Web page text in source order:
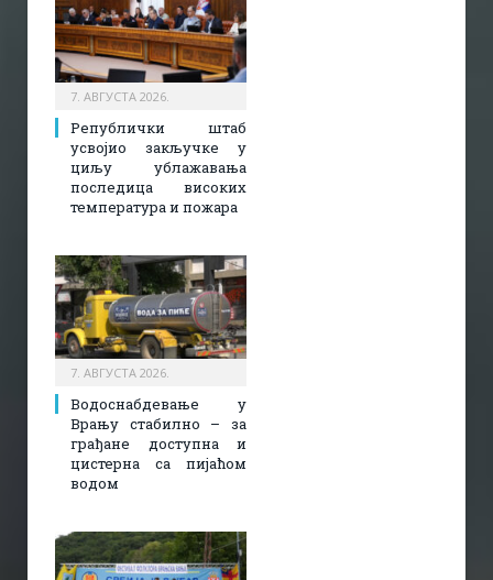
7. АВГУСТА 2026.
Републички штаб
усвојио закључке у
циљу ублажавања
последица високих
температура и пожара​
7. АВГУСТА 2026.
Водоснабдевање у
Врању стабилно – за
грађане доступна и
цистерна са пијаћом
водом